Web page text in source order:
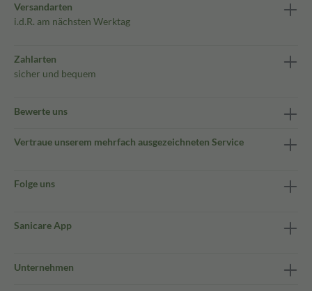
Versandarten
i.d.R. am nächsten Werktag
Zahlarten
sicher und bequem
Bewerte uns
Vertraue unserem mehrfach ausgezeichneten Service
Folge uns
Sanicare App
Unternehmen